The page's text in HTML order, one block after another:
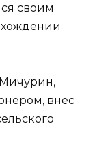
своим
внес